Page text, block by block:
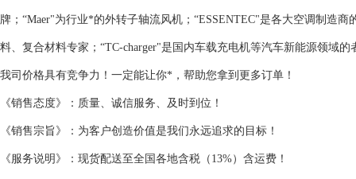
牌；“Maer"为行业*的外转子轴流风机；“ESSENTEC"是各大空调制造
料、复合材料专家；“TC-charger"是国内车载充电机等汽车新能源领域
我司价格具有竞争力！一定能让你*，帮助您拿到更多订单！
《销售态度》：质量、诚信服务、及时到位！
《销售宗旨》：为客户创造价值是我们永远追求的目标！
《服务说明》：现货配送至全国各地含税（13%）含运费！